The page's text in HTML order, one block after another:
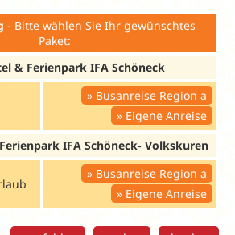
- Bitte wählen Sie Ihr gewünschtes
Paket:
& Ferienpark IFA Schöneck
Busanreise Region a
Eigene Anreise
IFA Schöneck- Volkskuren
Busanreise Region a
Eigene Anreise